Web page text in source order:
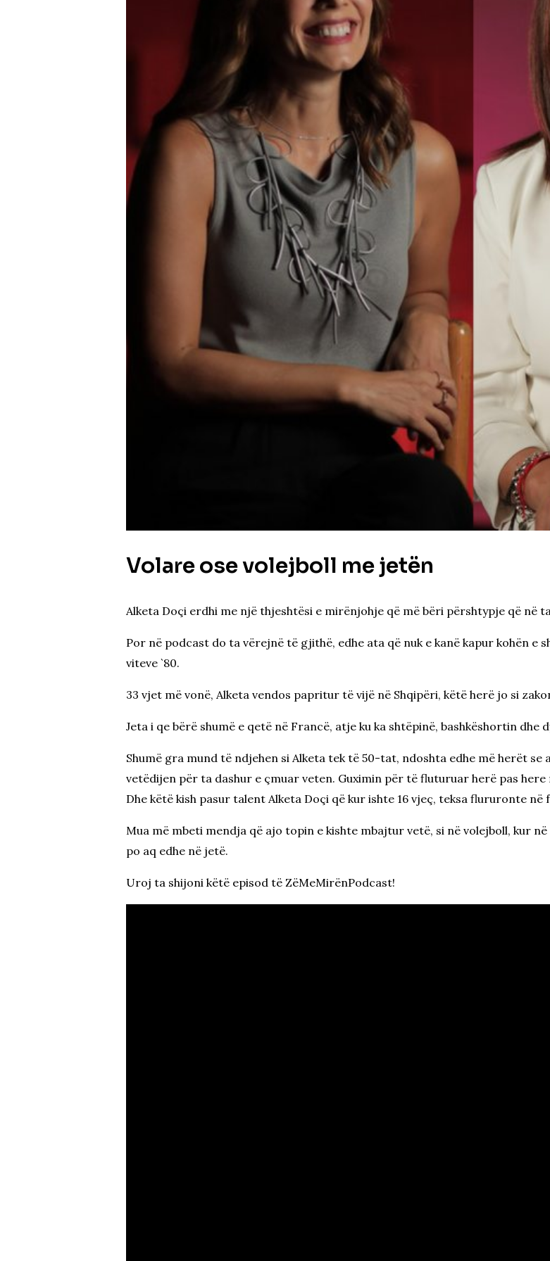
Volare ose volejboll me jetën
Alketa Doçi erdhi me një thjeshtësi e mirënjohje që më bëri përshtypje që në
Por në podcast do ta vërejnë të gjithë, edhe ata që nuk e kanë kapur kohën e
viteve `80.
33 vjet më vonë, Alketa vendos papritur të vijë në Shqipëri, këtë herë jo si
Jeta i qe bërë shumë e qetë në Francë, atje ku ka shtëpinë, bashkëshortin
Shumë gra mund të ndjehen si Alketa tek të 50-tat, ndoshta edhe më herët
vetëdijen për ta dashur e çmuar veten. Guximin për të fluturuar herë pas
Dhe këtë kish pasur talent Alketa Doçi që kur ishte 16 vjeç, teksa flururonte
Mua më mbeti mendja që ajo topin e kishte mbajtur vetë, si në volejboll, kur
po aq edhe në jetë.
Uroj ta shijoni këtë episod të ZëMeMirënPodcast!